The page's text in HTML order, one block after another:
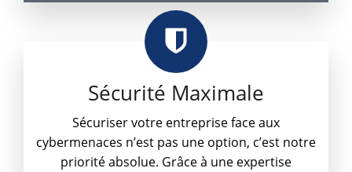
Sécurité Maximale
Sécuriser votre entreprise face aux
cybermenaces n’est pas une option, c’est notre
priorité absolue. Grâce à une expertise